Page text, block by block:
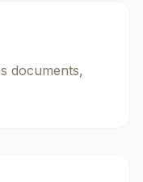
documents,